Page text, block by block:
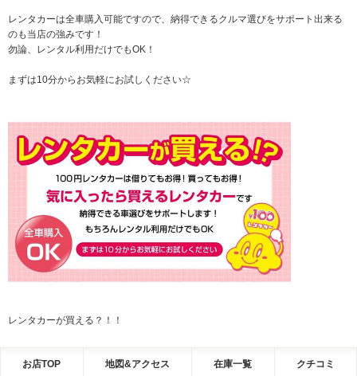
レンタカーは全車購入可能ですので、納得できるクルマ選びをサポート出来る
のも当店の強みです！
勿論、レンタル利用だけでもOK！
まずは10分からお気軽にお試しください☆
レンタカーが買える？！！
お店TOP 地図&アクセス 在庫一覧 クチコミ